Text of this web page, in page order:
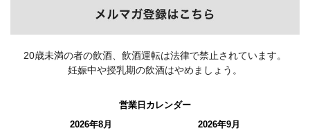
20歳未満の者の飲酒、飲酒運転は法律で禁止されています。
妊娠中や授乳期の飲酒はやめましょう。
営業日カレンダー
2026年8月
2026年9月